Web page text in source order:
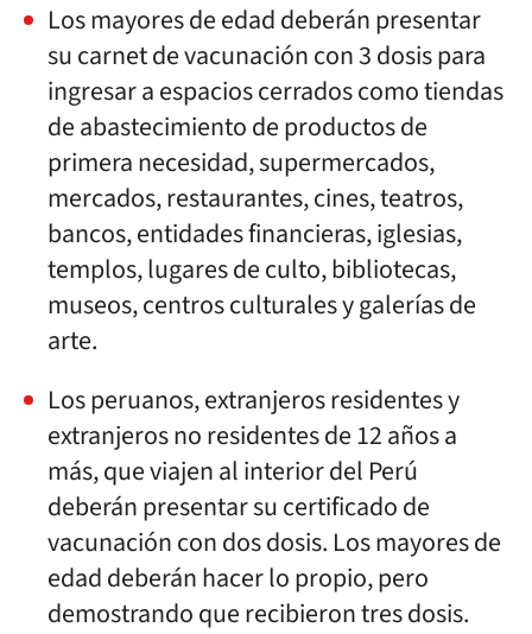
Los mayores de edad deberán presentar
su carnet de vacunación con 3 dosis para
ingresar a espacios cerrados como tiendas
de abastecimiento de productos de
primera necesidad, supermercados,
mercados, restaurantes, cines, teatros,
bancos, entidades financieras, iglesias,
templos, lugares de culto, bibliotecas,
museos, centros culturales y galerías de
arte.
Los peruanos, extranjeros residentes y
extranjeros no residentes de 12 años a
más, que viajen al interior del Perú
deberán presentar su certificado de
vacunación con dos dosis. Los mayores de
edad deberán hacer lo propio, pero
demostrando que recibieron tres dosis.